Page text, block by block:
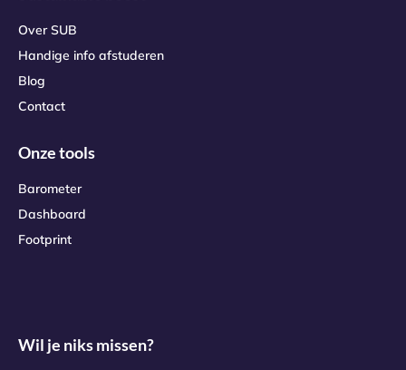
Over SUB
Handige info afstuderen
Blog
Contact
Onze tools
Barometer
Dashboard
Footprint
Wil je niks missen?